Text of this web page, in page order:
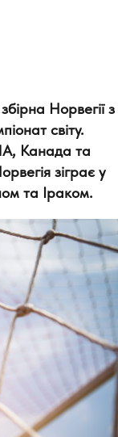
Норвегії з
світу.
Канада та
зіграє у
та Іраком.